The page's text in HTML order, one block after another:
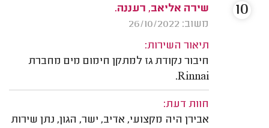
שירה אליאב, רעננה.
משוב: 26/10/2022
תיאור השירות:
חיבור נקודת גז למתקן חימום מים מחברת
Rinnai.
חוות דעת:
אבירן היה מקצועי, אדיב, ישר, הגון, נתן שירות
10